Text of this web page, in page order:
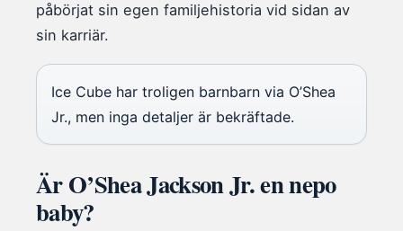
påbörjat sin egen familjehistoria vid sidan av
sin karriär.
Ice Cube har troligen barnbarn via O’Shea
Jr., men inga detaljer är bekräftade.
Är O’Shea Jackson Jr. en nepo
baby?